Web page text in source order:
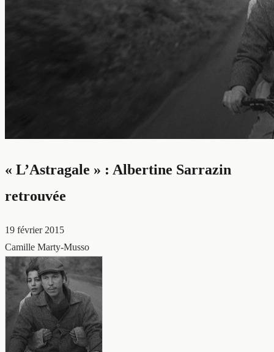
« L’Astragale » : Albertine Sarrazin
retrouvée
19 février 2015
Camille Marty-Musso